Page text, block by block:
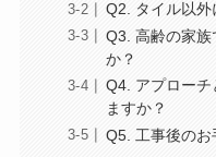
Q2. タイル以外
Q3. 高齢の家族
か？
Q4. アプローチ
ますか？
Q5. 工事後のお